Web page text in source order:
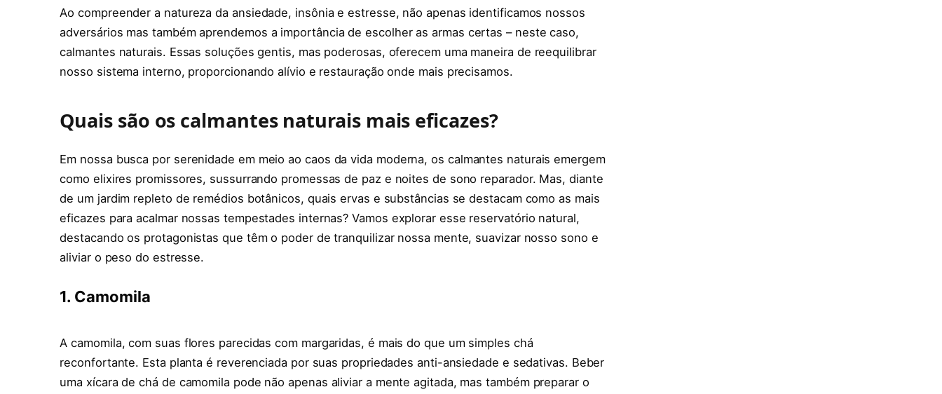
Ao compreender a natureza da ansiedade, insônia e estresse, não apenas identificamos nossos
adversários mas também aprendemos a importância de escolher as armas certas – neste caso,
calmantes naturais. Essas soluções gentis, mas poderosas, oferecem uma maneira de reequilibrar
nosso sistema interno, proporcionando alívio e restauração onde mais precisamos.
Quais são os calmantes naturais mais eficazes?
Em nossa busca por serenidade em meio ao caos da vida moderna, os calmantes naturais emergem
como elixires promissores, sussurrando promessas de paz e noites de sono reparador. Mas, diante
de um jardim repleto de remédios botânicos, quais ervas e substâncias se destacam como as mais
eficazes para acalmar nossas tempestades internas? Vamos explorar esse reservatório natural,
destacando os protagonistas que têm o poder de tranquilizar nossa mente, suavizar nosso sono e
aliviar o peso do estresse.
1. Camomila
A camomila, com suas flores parecidas com margaridas, é mais do que um simples chá
reconfortante. Esta planta é reverenciada por suas propriedades anti-ansiedade e sedativas. Beber
uma xícara de chá de camomila pode não apenas aliviar a mente agitada, mas também preparar o